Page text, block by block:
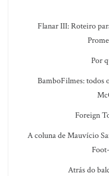
Flanar III: Roteiro
Por
BamboFilmes: todos
Foreign
A coluna de Mauvício
Atrás do